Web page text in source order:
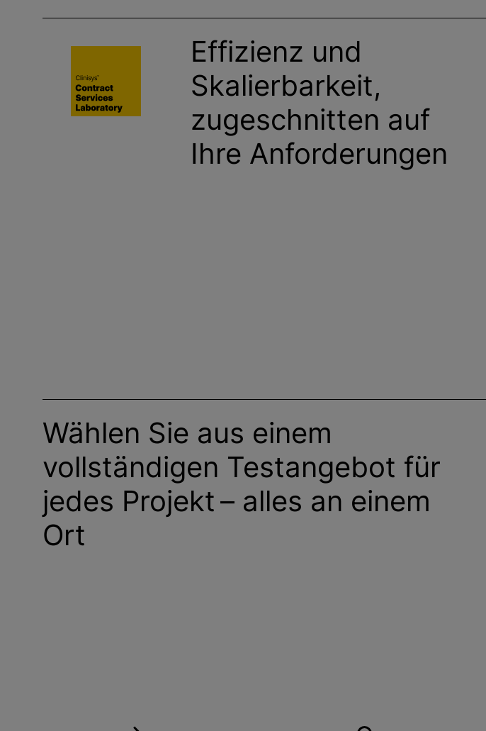
Effizienz und
Skalierbarkeit,
zugeschnitten auf
Ihre Anforderungen
Wählen Sie aus einem
vollständigen Testangebot für
jedes Projekt – alles an einem
Ort